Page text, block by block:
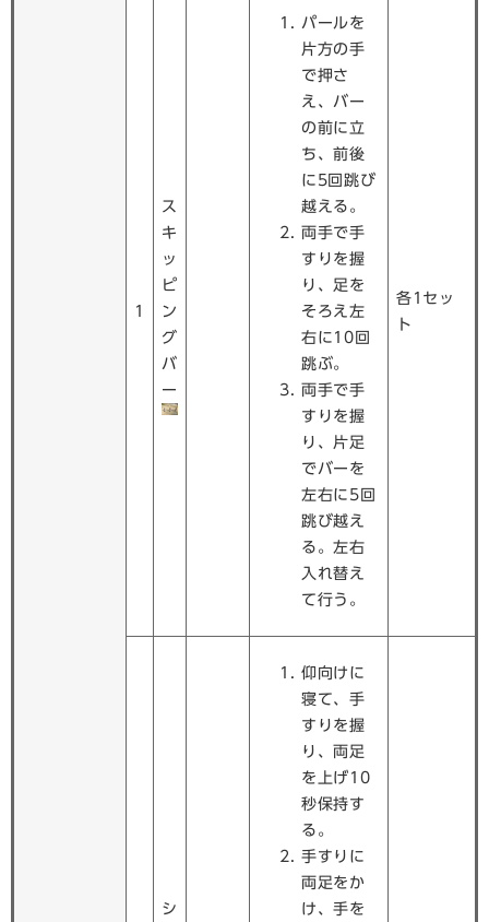
1
ス
キ
ッ
ピ
ン
グ
バ
ー
パールを
片方の手
で押さ
え、バー
の前に立
ち、前後
に5回跳び
越える。
両手で手
すりを握
り、足を
そろえ左
右に10回
跳ぶ。
両手で手
すりを握
り、片足
でバーを
左右に5回
跳び越え
る。左右
入れ替え
て行う。
各1セッ
ト
シ
仰向けに
寝て、手
すりを握
り、両足
を上げ10
秒保持す
る。
手すりに
両足をか
け、手を